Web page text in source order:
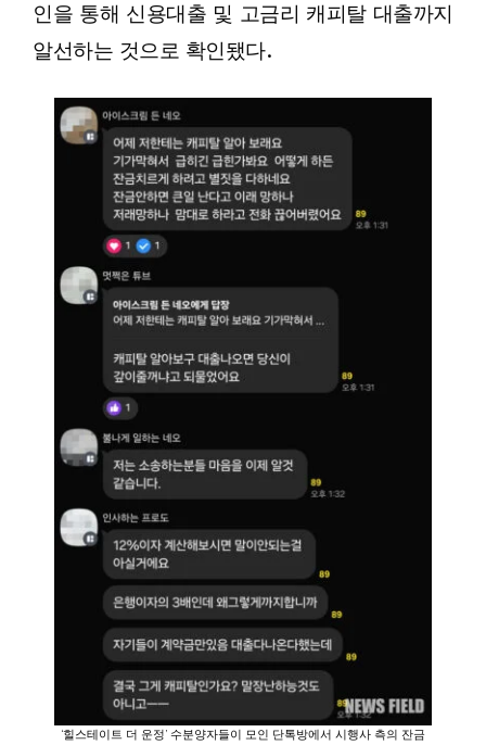
인을 통해 신용대출 및 고금리 캐피탈 대출까지
알선하는 것으로 확인됐다.
‘힐스테이트 더 운정’ 수분양자들이 모인 단톡방에서 시행사 측의 잔금